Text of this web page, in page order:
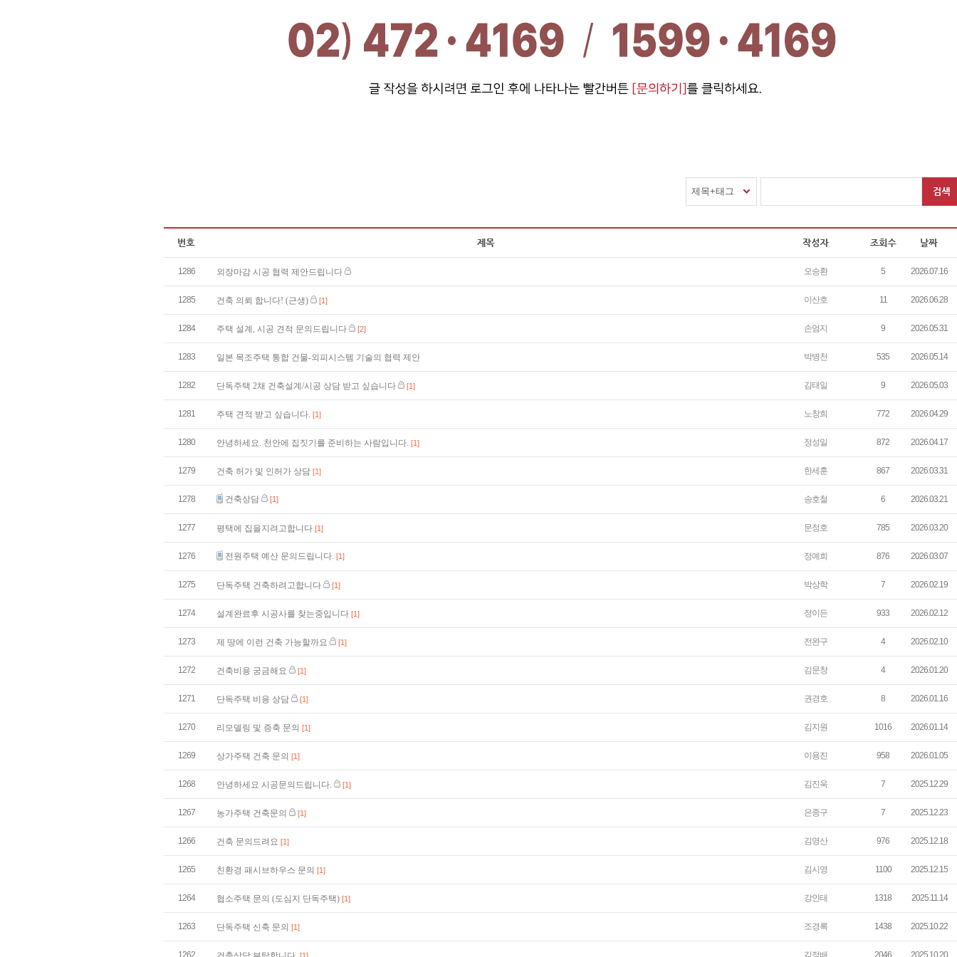
제목+태그
1286 외장마감 시공 협력 제안드립니다 오승환 5 2026.07.16
1285 건축 의뢰 합니다! (근생) [1] 이산호 11 2026.06.28
1284 주택 설계, 시공 견적 문의드립니다 [2] 손엄지 9 2026.05.31
1283 일본 목조주택 통합 건물-외피시스템 기술의 협력 제안 박병천 535 2026.05.14
1282 단독주택 2채 건축설계/시공 상담 받고 싶습니다 [1] 김태일 9 2026.05.03
1281 주택 견적 받고 싶습니다. [1] 노창희 772 2026.04.29
1280 안녕하세요. 천안에 집짓기를 준비하는 사람입니다. [1] 정성일 872 2026.04.17
1279 건축 허가 및 인허가 상담 [1] 한세훈 867 2026.03.31
1278 건축상담 [1] 송호철 6 2026.03.21
1277 평택에 집을지려고합니다 [1] 문정호 785 2026.03.20
1276 전원주택 예산 문의드립니다. [1] 정예희 876 2026.03.07
1275 단독주택 건축하려고합니다 [1] 박상학 7 2026.02.19
1274 설계완료후 시공사를 찾는중입니다 [1] 정이든 933 2026.02.12
1273 제 땅에 이런 건축 가능할까요 [1] 전완구 4 2026.02.10
1272 건축비용 궁금해요 [1] 김문창 4 2026.01.20
1271 단독주택 비용 상담 [1] 권경호 8 2026.01.16
1270 리모델링 및 증축 문의 [1] 김지원 1016 2026.01.14
1269 상가주택 건축 문의 [1] 이용진 958 2026.01.05
1268 안녕하세요 시공문의드립니다. [1] 김진욱 7 2025.12.29
1267 농가주택 건축문의 [1] 은종구 7 2025.12.23
1266 건축 문의드려요 [1] 김영산 976 2025.12.18
1265 친환경 패시브하우스 문의 [1] 김시영 1100 2025.12.15
1264 협소주택 문의 (도심지 단독주택) [1] 강인태 1318 2025.11.14
1263 단독주택 신축 문의 [1] 조경록 1438 2025.10.22
1262 김정배 2046 2025.10.20